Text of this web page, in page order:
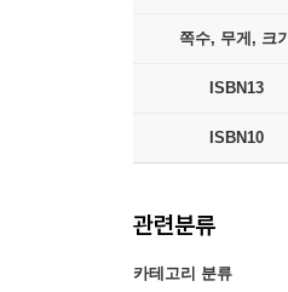
쪽수, 무게, 크기
ISBN13
ISBN10
관련분류
카테고리 분류